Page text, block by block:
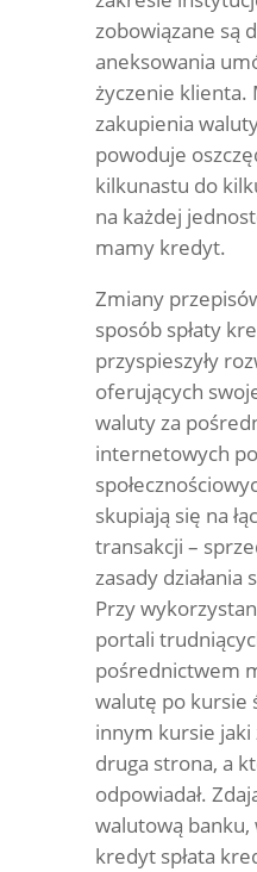
zobowiązane są
aneksowania
życzenie klienta.
zakupienia
powoduje
kilkunastu do
na każdej
mamy kredyt.
Zmiany
sposób spłaty
przyspieszyły
oferujących
waluty za
internetowych
skupiają się na
transakcji –
zasady działania
Przy
portali
pośrednictwem
walutę po kursie
innym kursie
druga strona, a
odpowiadał.
walutową
kredyt spłata